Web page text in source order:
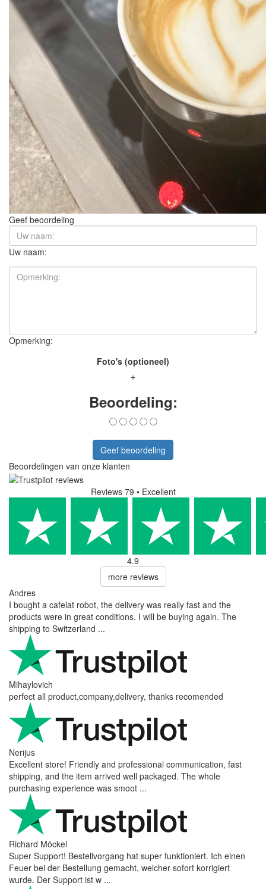
Geef beoordeling
Uw naam:
Opmerking:
Foto's (optioneel)
+
Beoordeling:
Geef beoordeling
Beoordelingen van onze klanten
Reviews 79 • Excellent
4.9
more reviews
Andres
I bought a cafelat robot, the delivery was really fast and the
products were in great conditions. I will be buying again. The
shipping to Switzerland ...
Mihaylovich
perfect all product,company,delivery, thanks recomended
Nerijus
Excellent store! Friendly and professional communication, fast
shipping, and the item arrived well packaged. The whole
purchasing experience was smoot ...
Richard Möckel
Super Support! Bestellvorgang hat super funktioniert. Ich einen
Feuer bei der Bestellung gemacht, welcher sofort korrigiert
wurde. Der Support ist w ...